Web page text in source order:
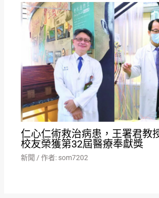
仁心仁術救治病患，王署君教
校友榮獲第32屆醫療奉獻獎
新聞 / 作者: som7202